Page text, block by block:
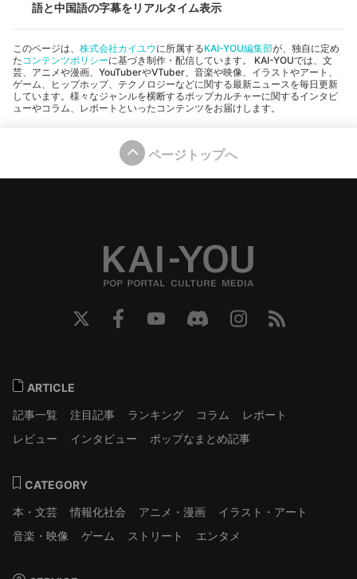
語と中国語の字幕をリアルタイム表示
このページは、 株式会社カイユウに所属するKAI-YOU編集部が、独自に定め
た コンテンツポリシーに基づき制作・配信しています。 KAI-YOUでは、文
芸、アニメや漫画、YouTuberやVTuber、音楽や映像、イラストやアート、
ゲーム、ヒップホップ、テクノロジーなどに関する最新ニュースを毎日更新
しています。様々なジャンルを横断するポップカルチャーに関するインタビ
ューやコラム、レポートといったコンテンツをお届けします。
ページトップへ
ARTICLE
記事一覧
注目記事 ランキング コラム
レポート
レビュー
インタビュー ポップなまとめ記事
CATEGORY
本・文芸
情報化社会 アニメ・漫画
イラスト・アート
音楽・映像
ゲーム ストリート エンタメ